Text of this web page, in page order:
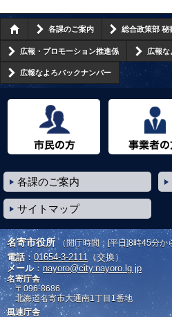
各課のご案内 総合政策部 秘
広報・プロモーション推進係 広報な
広報なよろバックナンバー
各課のご案内
サイトマップ
名寄市役所 （開庁時間：[平日]8時45分か
電話 ： 01654-3-2111 （交換）
メール： nayoro@city.nayoro.lg.jp
名寄庁舎
〒096-8686
北海道名寄市大通南1丁目1番地
風連庁舎